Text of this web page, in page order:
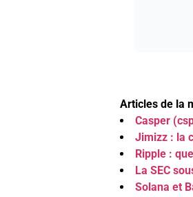
Articles de la
Casper
Jimizz : la
Ripple :
La SEC
Solana et